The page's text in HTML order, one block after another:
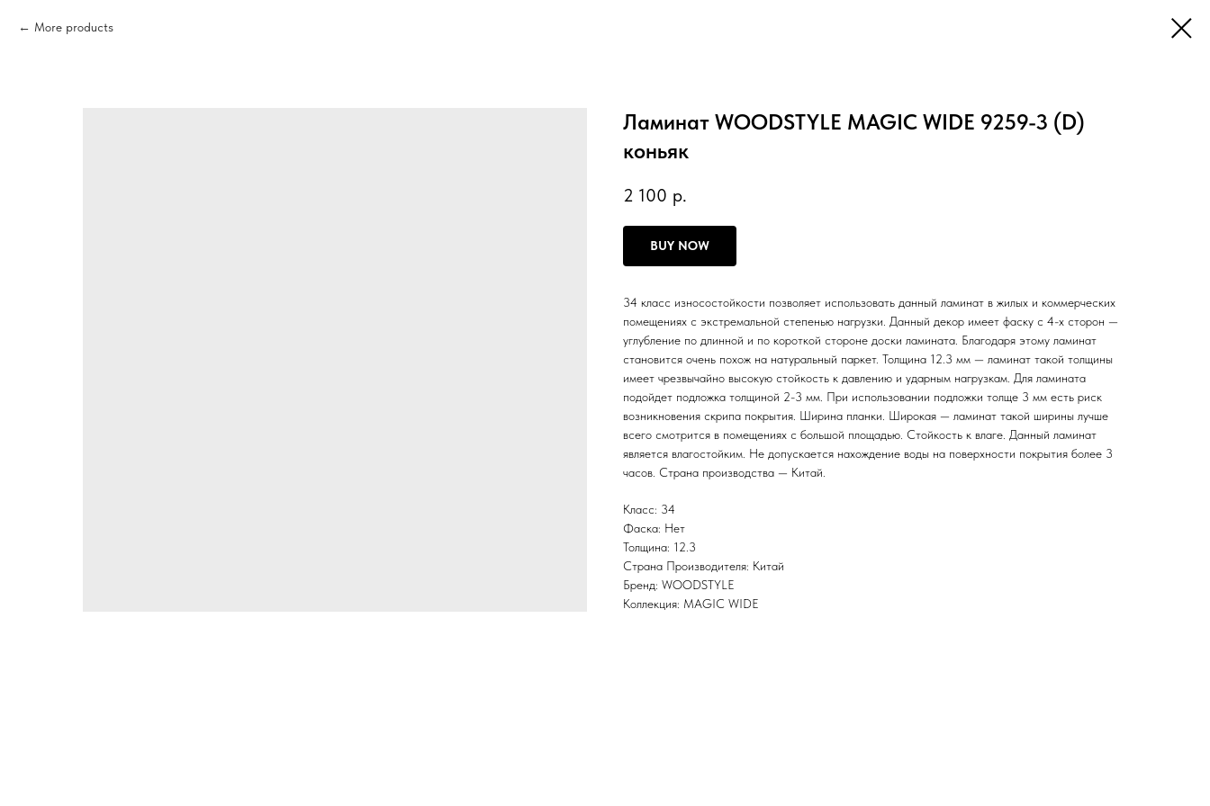
More products
Ламинат WOODSTYLE MAGIC WIDE 9259-3 (D)
коньяк
2 100 р.
BUY NOW
34 класс износостойкости позволяет использовать данный ламинат в жилых и коммерческих
помещениях с экстремальной степенью нагрузки. Данный декор имеет фаску с 4-х сторон —
углубление по длинной и по короткой стороне доски ламината. Благодаря этому ламинат
становится очень похож на натуральный паркет. Толщина 12.3 мм — ламинат такой толщины
имеет чрезвычайно высокую стойкость к давлению и ударным нагрузкам. Для ламината
подойдет подложка толщиной 2-3 мм. При использовании подложки толще 3 мм есть риск
возникновения скрипа покрытия. Ширина планки. Широкая — ламинат такой ширины лучше
всего смотрится в помещениях с большой площадью. Стойкость к влаге. Данный ламинат
является влагостойким. Не допускается нахождение воды на поверхности покрытия более 3
часов. Страна производства — Китай.
Класс: 34
Фаска: Нет
Толщина: 12.3
Страна Производителя: Китай
Бренд: WOODSTYLE
Коллекция: MAGIC WIDE